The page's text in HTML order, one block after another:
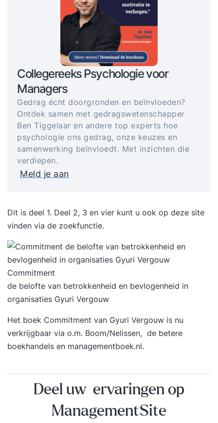
Collegereeks Psychologie voor
Managers
Gedrag écht doorgronden en beïnvloeden?
Ontdek samen met gedragswetenschapper
Ben Tiggelaar en andere top experts hoe
psychologie ons gedrag, onze keuzes en
samenwerking beïnvloedt. Met inzichten die
verdiepen.
Meld je aan
Dit is deel 1. Deel 2, 3 en vier kunt u ook op deze site
vinden via de zoekfunctie.
Commitment
de belofte van betrokkenheid en bevlogenheid in
organisaties Gyuri Vergouw
Het boek Commitment van Gyuri Vergouw is nu
verkrijgbaar via o.m. Boom/Nelissen, de betere
boekhandels en managementboek.nl.
Deel uw ervaringen op
ManagementSite